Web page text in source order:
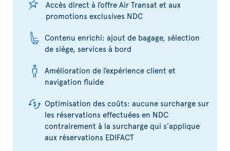
Accès direct à l’offre Air Transat et aux
promotions exclusives NDC
Contenu enrichi: ajout de bagage, sélection
de siège, services à bord
Amélioration de l’expérience client et
navigation fluide
Optimisation des coûts: aucune surcharge sur
les réservations effectuées en NDC
contrairement à la surcharge qui s’applique
aux réservations EDIFACT